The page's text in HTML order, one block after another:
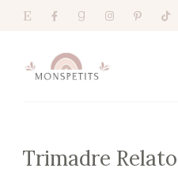
Trimadre